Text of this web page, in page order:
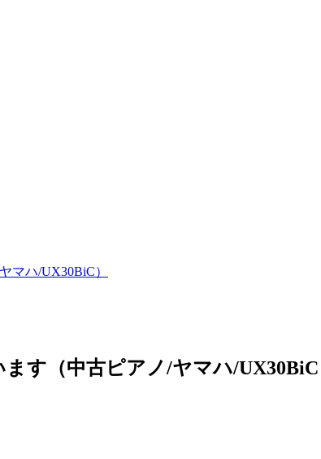
マハ/UX30BiC）
す（中古ピアノ/ヤマハ/UX30BiC